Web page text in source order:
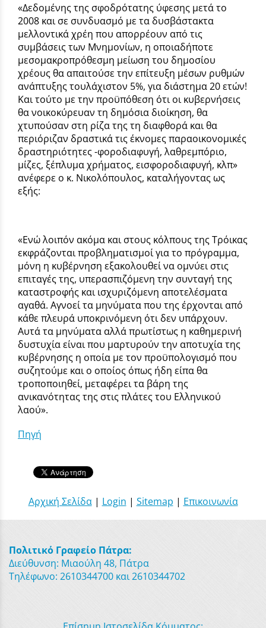
«Δεδομένης της σφοδρότατης ύφεσης μετά το
2008 και σε συνδυασμό με τα δυσβάστακτα
μελλοντικά χρέη που απορρέουν από τις
συμβάσεις των Μνημονίων, η οποιαδήποτε
μεσομακροπρόθεσμη μείωση του δημοσίου
χρέους θα απαιτούσε την επίτευξη μέσων ρυθμών
ανάπτυξης τουλάχιστον 5%, για διάστημα 20 ετών!
Και τούτο με την προϋπόθεση ότι οι κυβερνήσεις
θα νοικοκύρευαν τη δημόσια διοίκηση, θα
χτυπούσαν στη ρίζα της τη διαφθορά και θα
περιόριζαν δραστικά τις έκνομες παραοικονομικές
δραστηριότητες -φοροδιαφυγή, λαθρεμπόριο,
μίζες, ξέπλυμα χρήματος, εισφοροδιαφυγή, κλπ»
ανέφερε ο κ. Νικολόπουλος, καταλήγοντας ως
εξής:
«Ενώ λοιπόν ακόμα και στους κόλπους της Τρόικας
εκφράζονται προβληματισμοί για το πρόγραμμα,
μόνη η κυβέρνηση εξακολουθεί να ομνύει στις
επιταγές της, υπερασπιζόμενη την συνταγή της
καταστροφής και ισχυριζόμενη αποτελέσματα
αγαθά. Αγνοεί τα μηνύματα που της έρχονται από
κάθε πλευρά υποκρινόμενη ότι δεν υπάρχουν.
Αυτά τα μηνύματα αλλά πρωτίστως η καθημερινή
δυστυχία είναι που μαρτυρούν την αποτυχία της
κυβέρνησης η οποία με τον προϋπολογισμό που
συζητούμε και ο οποίος όπως ήδη είπα θα
τροποποιηθεί, μεταφέρει τα βάρη της
ανικανότητας της στις πλάτες του Ελληνικού
λαού».
Πηγή
Αρχική Σελίδα| Login | Sitemap | Επικοινωνία
Πολιτικό Γραφείο Πάτρα:
Διεύθυνση: Μιαούλη 48, Πάτρα
Τηλέφωνο: 2610344700 και 2610344702